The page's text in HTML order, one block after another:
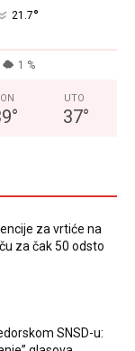
21.7°
1 %
°
UTO
37°
za vrtiće na
za čak 50 odsto
SNSD-u: